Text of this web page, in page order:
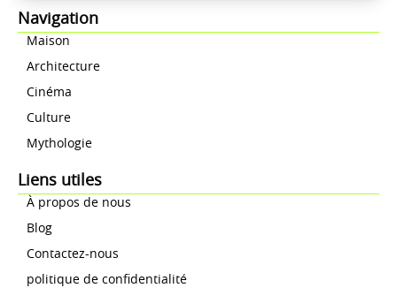
Navigation
Maison
Architecture
Cinéma
Culture
Mythologie
Liens utiles
À propos de nous
Blog
Contactez-nous
politique de confidentialité